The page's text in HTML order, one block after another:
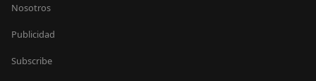
Nosotros
Publicidad
Subscribe